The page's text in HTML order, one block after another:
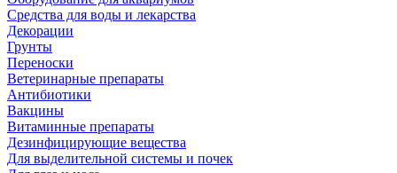
Средства для воды и лекарства
Декорации
Грунты
Переноски
Ветеринарные препараты
Антибиотики
Вакцины
Витаминные препараты
Дезинфицирующие вещества
Для выделительной системы и почек